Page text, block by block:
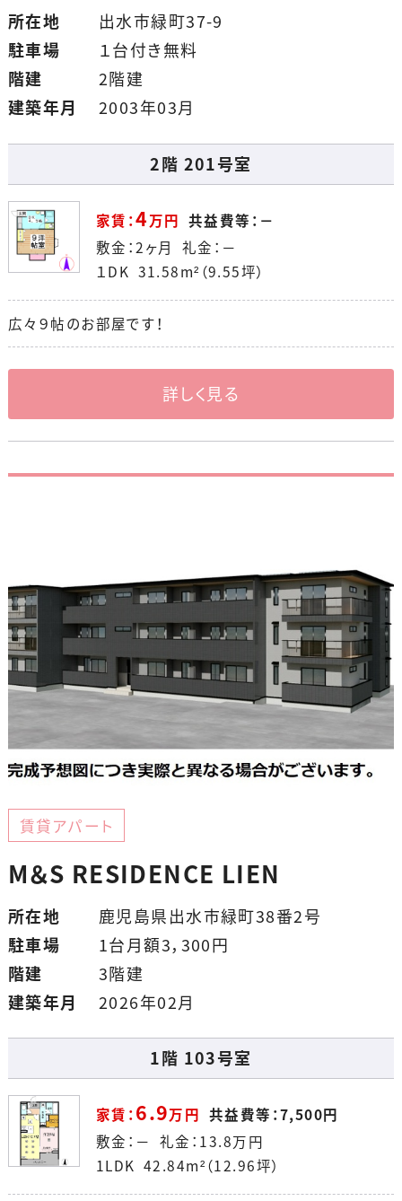
所在地
出水市緑町37-9
駐車場
１台付き無料
階建
2階建
建築年月
2003年03月
2階 201号室
家賃：4万円 共益費等：－
敷金：2ヶ月 礼金：－
１DK 31.58m²（9.55坪）
広々９帖のお部屋です！
詳しく見る
賃貸アパート
M＆S RESIDENCE LIEN
所在地
鹿児島県出水市緑町38番2号
駐車場
1台月額3，300円
階建
3階建
建築年月
2026年02月
1階 103号室
家賃：6.9万円 共益費等：7,500円
敷金：－ 礼金： 13.8万円
1LDK 42.84m²（12.96坪）